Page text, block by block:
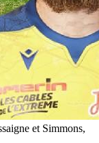
et Simmons,